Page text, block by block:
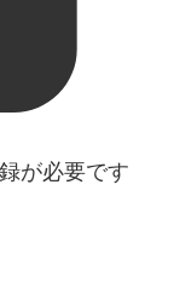
が必要です